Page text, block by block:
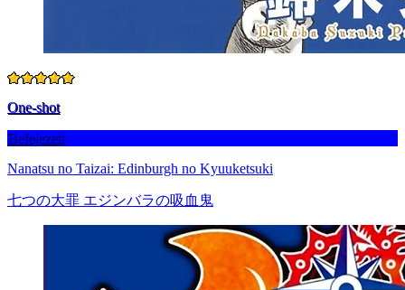
One-shot
Befejezett
Nanatsu no Taizai: Edinburgh no Kyuuketsuki
七つの大罪 エジンバラの吸血鬼